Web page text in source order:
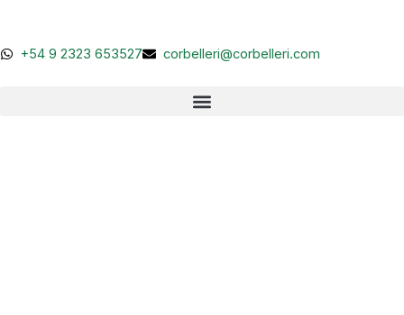
contenido
+54 9 2323 653527 corbelleri@corbelleri.com